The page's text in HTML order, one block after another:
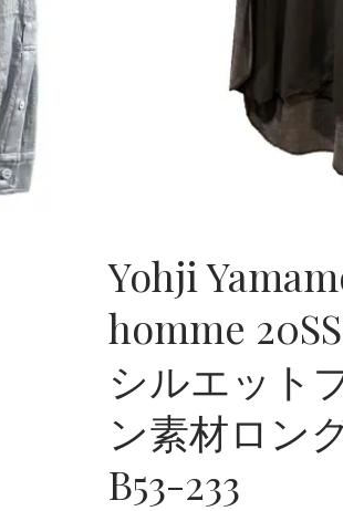
クショ
ン）〜
Yohji
homme
シルエット
ン素材ロン
B53-233